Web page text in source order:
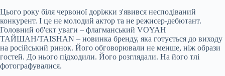
Цього року біля червоної доріжки з'явився несподіваний
конкурент. І це не молодий актор та не режисер-дебютант.
Головний об'єкт уваги – флагманський VOYAH
ТАЙШАН/TAISHAN – новинка бренду, яка готується до виходу
на російський ринок. Його обговорювали не менше, ніж образи
гостей. До нього підходили. Його розглядали. На його тлі
фотографувалися.